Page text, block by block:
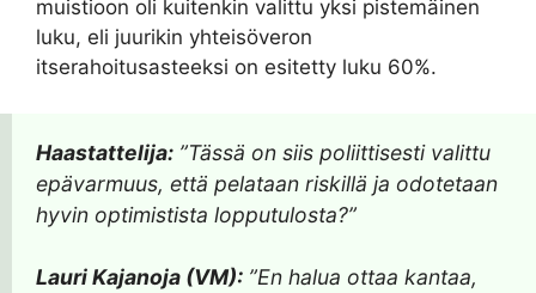
muistioon oli kuitenkin valittu yksi pistemäinen
luku, eli juurikin yhteisöveron
itserahoitusasteeksi on esitetty luku 60%.
Haastattelija: ”Tässä on siis poliittisesti valittu
epävarmuus, että pelataan riskillä ja odotetaan
hyvin optimistista lopputulosta?”
Lauri Kajanoja (VM): ”En halua ottaa kantaa,